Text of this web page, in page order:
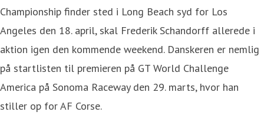
Championship finder sted i Long Beach syd for Los
Angeles den 18. april, skal Frederik Schandorff allerede i
aktion igen den kommende weekend. Danskeren er nemlig
på startlisten til premieren på GT World Challenge
America på Sonoma Raceway den 29. marts, hvor han
stiller op for AF Corse.